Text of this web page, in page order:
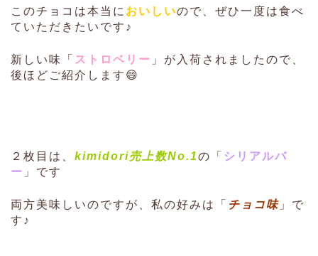
このチョコは本当に おいしいので、ぜひ一度は食べ
ていただきたいです♪
新しい味「 ストロベリー 」が入荷されましたので、
後ほどご紹介します😄
２枚目は、 kimidori売上数No.1の「 シリアルバ
ー 」です
両方美味しいのですが、私の好みは「 チョコ味 」で
す♪